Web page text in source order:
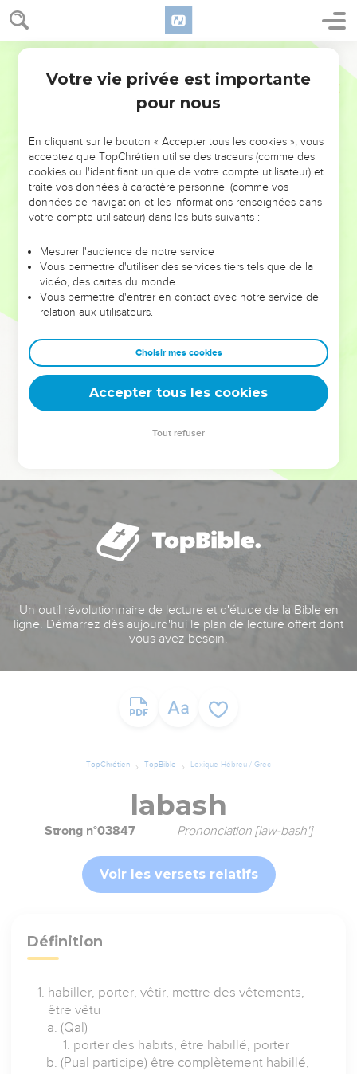
NE MANQUEZ PAS L’ÉVÉNEMENT
DE L’ANNÉE !
ET SI LEURS ERREURS POUVAIENT VOUS ÉVITER LES
VOTRES ?
leur foi ou leur vision. Mais on voit moins les doutes, les erreurs
et les saisons difficiles qu'ils ont traversés, alors même que ce
sont elles qui les ont façonnés.
Dans cette conférence, leaders, entrepreneurs, et responsables
clés pour avancer avec plus de sagesse afin que leurs erreurs
deviennent vos tremplins. Que vous guidiez un ministère, une
équipe, un groupe ou une famille, leur expérience est faite
Un outil révolutionnaire de lecture et d'étude de la Bible en
ligne. Démarrez dès aujourd'hui le plan de lecture offert dont
vous avez besoin.
TopChrétien TopBible Lexique Hébreu / Grec
labash
Strong n°03847 Prononciation [law-bash']
Voir les versets relatifs
Définition
habiller, porter, vêtir, mettre des vêtements,
être vêtu
(Qal)
porter des habits, être habillé, porter
(Pual participe) être complètement habillé,
Votre vie privée est importante
pour nous
En cliquant sur le bouton « Accepter tous les cookies », vous
acceptez que TopChrétien utilise des traceurs (comme des
cookies ou l'identifiant unique de votre compte utilisateur) et
traite vos données à caractère personnel (comme vos
données de navigation et les informations renseignées dans
votre compte utilisateur) dans les buts suivants :
Mesurer l'audience de notre service
Vous permettre d'utiliser des services tiers tels que de la
vidéo, des cartes du monde…
Vous permettre d'entrer en contact avec notre service de
relation aux utilisateurs.
Choisir mes cookies
Accepter tous les cookies
Tout refuser